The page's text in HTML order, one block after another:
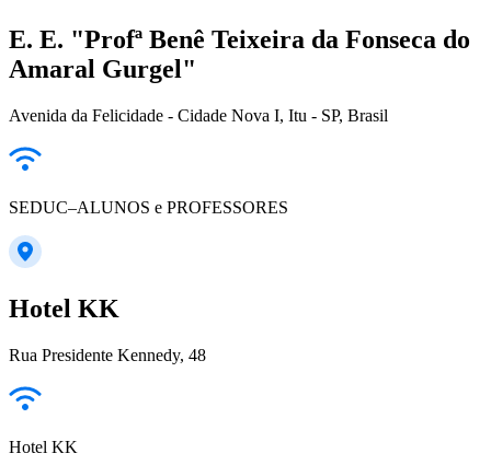
E. E. "Profª Benê Teixeira da Fonseca do
Amaral Gurgel"
Avenida da Felicidade - Cidade Nova I, Itu - SP, Brasil
SEDUC–ALUNOS e PROFESSORES
Hotel KK
Rua Presidente Kennedy, 48
Hotel KK